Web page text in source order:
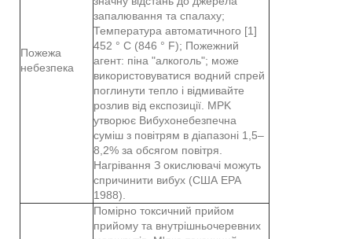
Пожежа
небезпека
запалювання та спалаху;
Температура автоматичного [1]
452 ° C (846 ° F); Пожежний
агент: піна "алкоголь"; може
використовуватися водний спрей
поглинути тепло і відмивайте
розлив від експозиції. MPK
утворює Вибухонебезпечна
суміш з повітрям в діапазоні 1,5–
8,2% за обсягом повітря.
Нагрівання З окислювачі можуть
спричинити вибух (США EPA
1988).
Помірно токсичний прийом
прийому та внутрішньочеревних